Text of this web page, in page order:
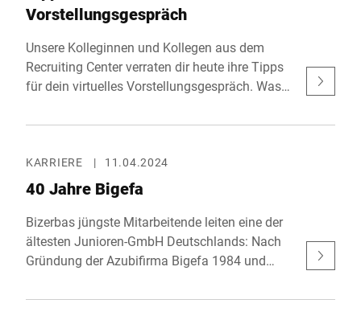
Jubiläum dient, sondern auch die
Verbundenheit zu Balingen und Bizerba zum
Ausdruck bringt.
Vorstellungsgespräch
Unsere Kolleginnen und Kollegen aus dem
Recruiting Center verraten dir heute ihre Tipps
für dein virtuelles Vorstellungsgespräch. Was
Vorstellungsgespräch beachten, und wie
KARRIERE | 11.04.2024
40 Jahre Bigefa
Bizerbas jüngste Mitarbeitende leiten eine der
ältesten Junioren-GmbH Deutschlands: Nach
Gründung der Azubifirma Bigefa 1984 und
Handelsregistereintragung. Denn: "Wenn wir es